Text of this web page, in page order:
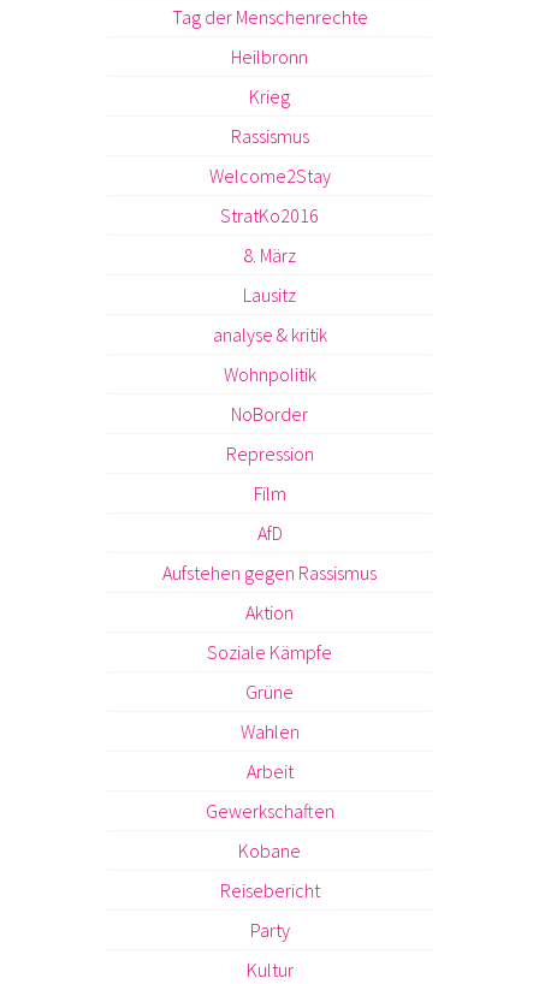
Tag der Menschenrechte
Heilbronn
Krieg
Rassismus
Welcome2Stay
StratKo2016
8. März
Lausitz
analyse & kritik
Wohnpolitik
NoBorder
Repression
Film
AfD
Aufstehen gegen Rassismus
Aktion
Soziale Kämpfe
Grüne
Wahlen
Arbeit
Gewerkschaften
Kobane
Reisebericht
Party
Kultur